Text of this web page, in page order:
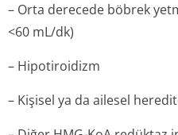
– Orta derecede böbrek
<60 mL/dk)
– Hipotiroidizm
– Kişisel ya da ailesel